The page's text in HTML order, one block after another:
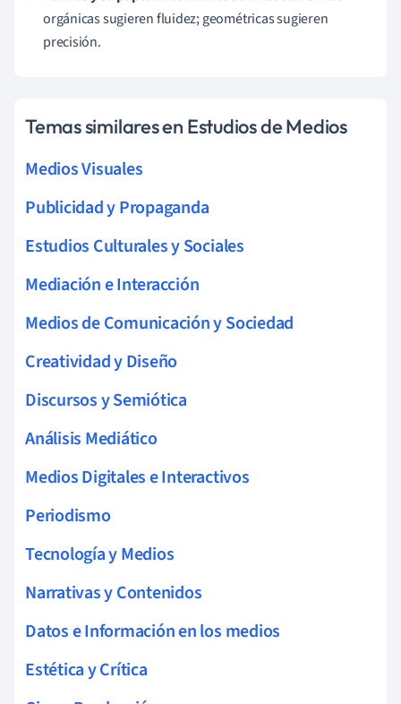
orgánicas sugieren fluidez; geométricas sugieren
precisión.
Temas similares en Estudios de Medios
Medios Visuales
Publicidad y Propaganda
Estudios Culturales y Sociales
Mediación e Interacción
Medios de Comunicación y Sociedad
Creatividad y Diseño
Discursos y Semiótica
Análisis Mediático
Medios Digitales e Interactivos
Periodismo
Tecnología y Medios
Narrativas y Contenidos
Datos e Información en los medios
Estética y Crítica